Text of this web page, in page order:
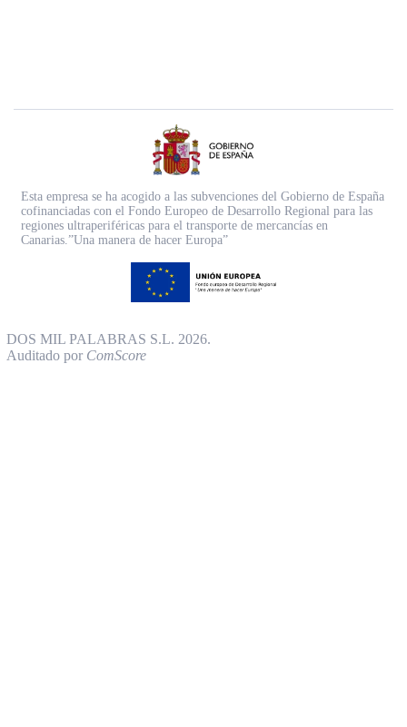
Esta empresa se ha acogido a las subvenciones del Gobierno de España
cofinanciadas con el Fondo Europeo de Desarrollo Regional para las
regiones ultraperiféricas para el transporte de mercancías en
Canarias.”Una manera de hacer Europa”
DOS MIL PALABRAS S.L. 2026.
Auditado por ComScore